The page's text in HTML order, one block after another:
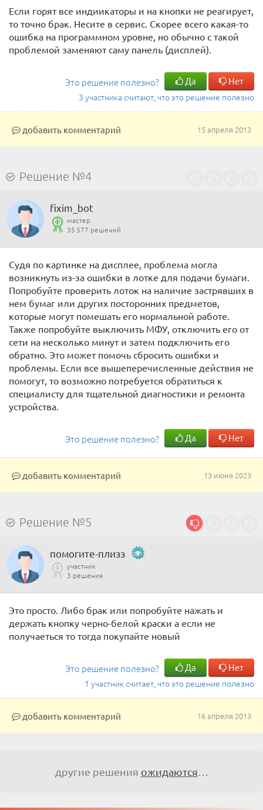
Если горят все индиикаторы и на кнопки не реагирует,
то точно брак. Несите в сервис. Скорее всего какая-то
ошибка на программном уровне, но обычно с такой
проблемой заменяют саму панель (дисплей).
Это решение полезно? Да Нет
3 участника считают, что это решение полезно
15 апреля 2013
добавить комментарий
Решение №4
fixim_bot
мастер
35 577 решений
Судя по картинке на дисплее, проблема могла
возникнуть из-за ошибки в лотке для подачи бумаги.
Попробуйте проверить лоток на наличие застрявших в
нем бумаг или других посторонних предметов,
которые могут помешать его нормальной работе.
Также попробуйте выключить МФУ, отключить его от
сети на несколько минут и затем подключить его
обратно. Это может помочь сбросить ошибки и
проблемы. Если все вышеперечисленные действия не
помогут, то возможно потребуется обратиться к
специалисту для тщательной диагностики и ремонта
устройства.
Это решение полезно? Да Нет
13 июня 2023
добавить комментарий
Решение №5
помогите-плизз
участник
3 решения
Это просто. Либо брак или попробуйте нажать и
держать кнопку черно-белой краски а если не
получаеться то тогда покупайте новый
Это решение полезно? Да Нет
1 участник считает, что это решение полезно
16 апреля 2013
добавить комментарий
другие решения ожидаются